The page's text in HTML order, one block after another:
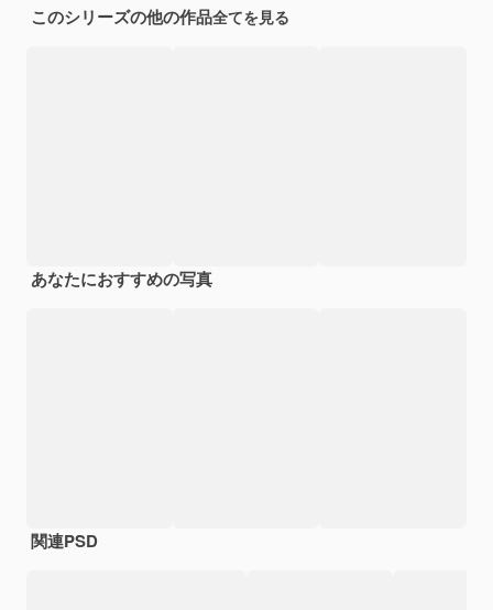
このシリーズの他の作品全てを見る
あなたにおすすめの写真
関連PSD